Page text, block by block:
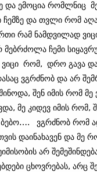
და ემოცია რომლნიც
ჩემზე და თვლი რომ
რამ ნამდვილად
მებრძოლა ჩემი
ვიცი რომ, დრო გავა
ვგრძნობ და არ
შენ იმის რომ
მე კიდევ იმის რომ,
ბებო…. ვგრძნობ რომ
დაინახავენ და მე
არ
ცხოვრებას, არც